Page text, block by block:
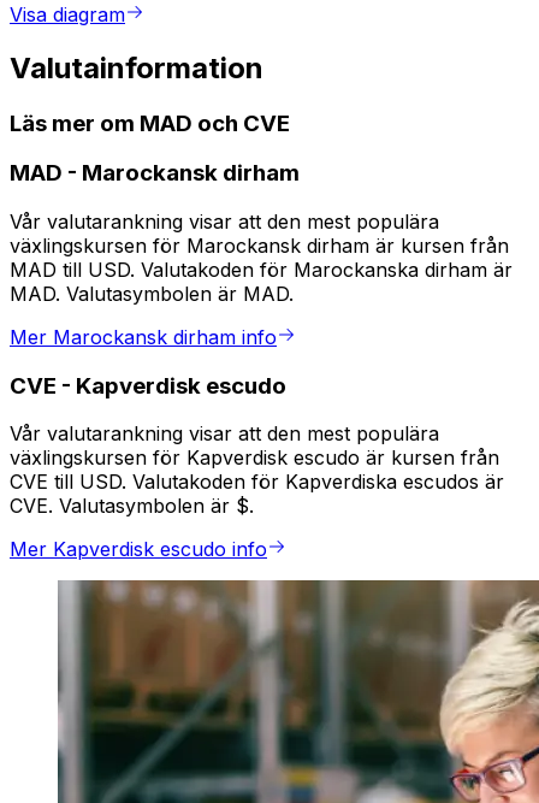
Visa diagram
Valutainformation
Läs mer om MAD och CVE
MAD - Marockansk dirham
Vår valutarankning visar att den mest populära
växlingskursen för Marockansk dirham är kursen från
MAD till USD. Valutakoden för Marockanska dirham är
MAD. Valutasymbolen är MAD.
Mer Marockansk dirham info
CVE - Kapverdisk escudo
Vår valutarankning visar att den mest populära
växlingskursen för Kapverdisk escudo är kursen från
CVE till USD. Valutakoden för Kapverdiska escudos är
CVE. Valutasymbolen är $.
Mer Kapverdisk escudo info